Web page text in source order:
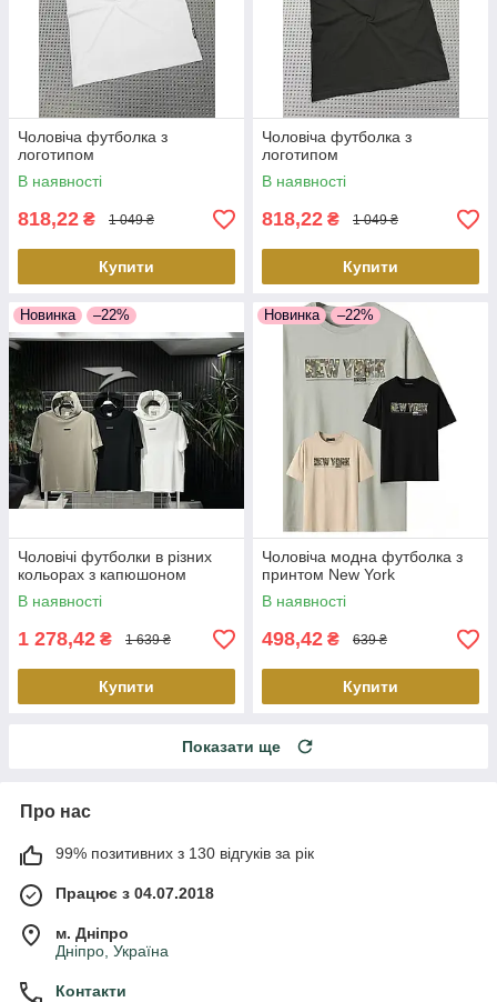
Чоловіча футболка з
логотипом
В наявності
818,22 ₴ 1 049 ₴
Купити
Чоловіча футболка з
логотипом
В наявності
818,22 ₴ 1 049 ₴
Купити
Новинка –22%
Чоловічі футболки в різних
кольорах з капюшоном
В наявності
1 278,42 ₴ 1 639 ₴
Купити
Новинка –22%
Чоловіча модна футболка з
принтом New York
В наявності
498,42 ₴ 639 ₴
Купити
Показати ще
Про нас
99% позитивних з 130 відгуків за рік
Працює з 04.07.2018
м. Дніпро
Дніпро, Україна
Контакти